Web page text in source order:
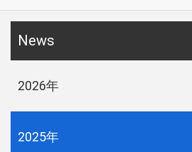
News
2026年
2025年